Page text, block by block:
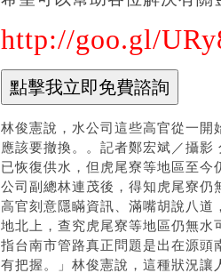
http://goo.gl/
林俊憲說，水公司這些高官從一開
應該要撤換。。記者鄭宏斌／攝
已恢復供水，但虎尾寮等地區至
公司副總林連茂後，得知虎尾寮仍
高官刻意隱瞞資訊、滿嘴胡說八道
地北上，查究虎尾寮等地區仍無水
指台南市管路真正問題是出在源頭
有把握。」林俊憲說，這種狀況讓